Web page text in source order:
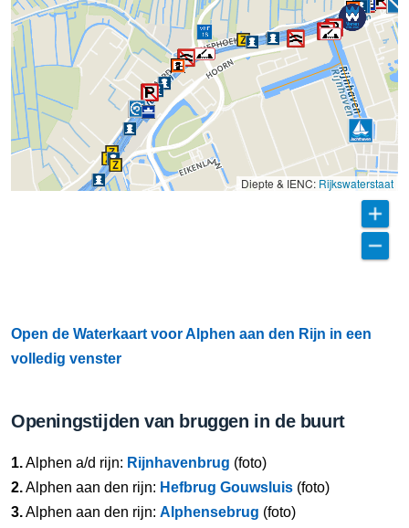
Diepte & IENC: Rijkswaterstaat
Open de Waterkaart voor Alphen aan den Rijn in een
volledig venster
Openingstijden van bruggen in de buurt
1.Alphen a/d rijn: Rijnhavenbrug (foto)
2.Alphen aan den rijn: Hefbrug Gouwsluis (foto)
3.Alphen aan den rijn: Alphensebrug (foto)